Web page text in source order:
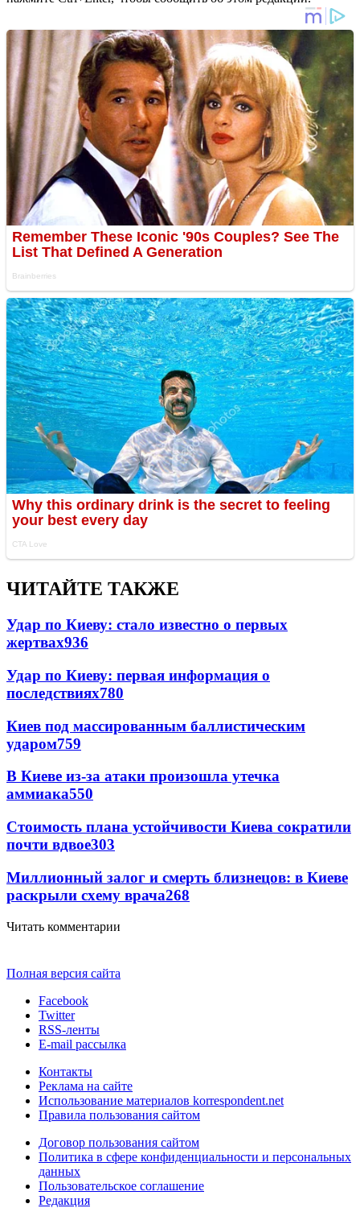
ЧИТАЙТЕ ТАКЖЕ
Удар по Киеву: стало известно о первых
жертвах936
Удар по Киеву: первая информация о
последствиях780
Киев под массированным баллистическим
ударом759
В Киеве из-за атаки произошла утечка
аммиака550
Стоимость плана устойчивости Киева сократили
почти вдвое303
Миллионный залог и смерть близнецов: в Киеве
раскрыли схему врача268
Читать комментарии
Полная версия сайта
Facebook
Twitter
RSS-ленты
E-mail рассылка
Контакты
Реклама на сайте
Использование материалов korrespondent.net
Правила пользования сайтом
Договор пользования сайтом
Политика в сфере конфиденциальности и персональных
данных
Пользовательское соглашение
Редакция